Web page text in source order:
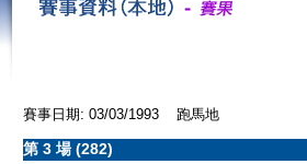
賽事日期: 03/03/1993 跑馬地
第 3 場 (282)